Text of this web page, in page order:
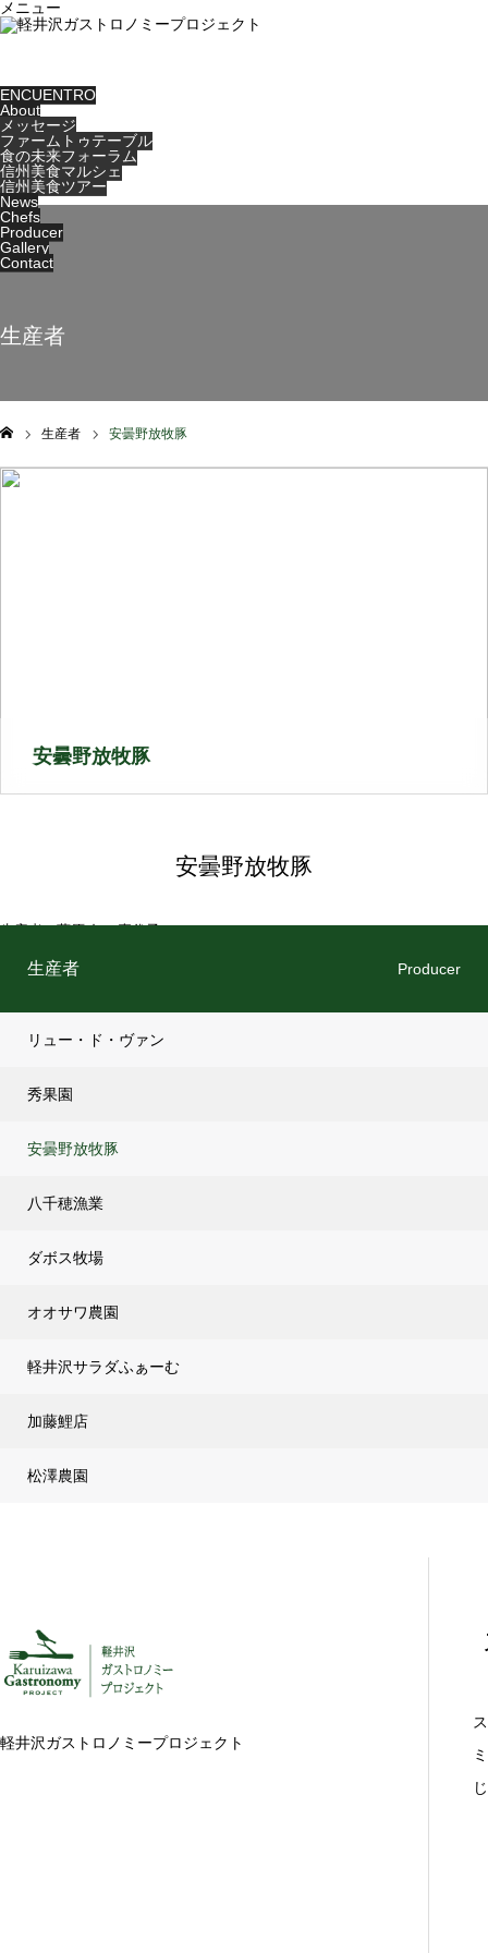
メニュー
ENCUENTRO
About
メッセージ
ファームトゥテーブル
食の未来フォーラム
信州美食マルシェ
信州美食ツアー
News
Chefs
Producer
Gallery
Contact
生産者
生産者 安曇野放牧豚
安曇野放牧豚
安曇野放牧豚
生産者：藤原 仁・喜代子
品目：豚肉、豚肉加工食品
URL：http://azuminohoubokuton.com
生産者 Producer
リュー・ド・ヴァン
秀果園
安曇野放牧豚
八千穂漁業
ダボス牧場
オオサワ農園
軽井沢サラダふぁーむ
加藤鯉店
松澤農園
軽井沢ガストロノミープロジェクト